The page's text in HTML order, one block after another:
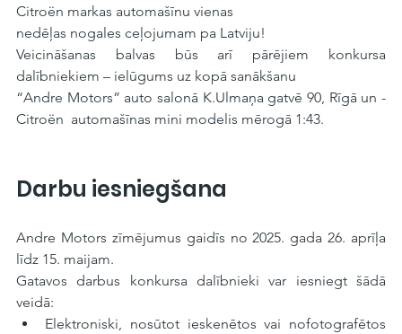
Citroën markas automašīnu vienas
nedēļas nogales ceļojumam pa Latviju!
Veicināšanas balvas būs arī pārējiem konkursa
dalībniekiem – ielūgums uz kopā sanākšanu
“Andre Motors” auto salonā K.Ulmaņa gatvē 90, Rīgā un -
Citroën  automašīnas mini modelis mērogā 1:43.
Darbu iesniegšana
Andre Motors zīmējumus gaidīs no 2025. gada 26. aprīļa
līdz 15. maijam.
Gatavos darbus konkursa dalībnieki var iesniegt šādā
veidā:
Elektroniski, nosūtot ieskenētos vai nofotografētos